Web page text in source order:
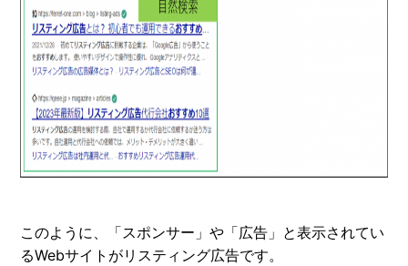
このように、「スポンサー」や「広告」と表示されてい
るWebサイトがリスティング広告です。